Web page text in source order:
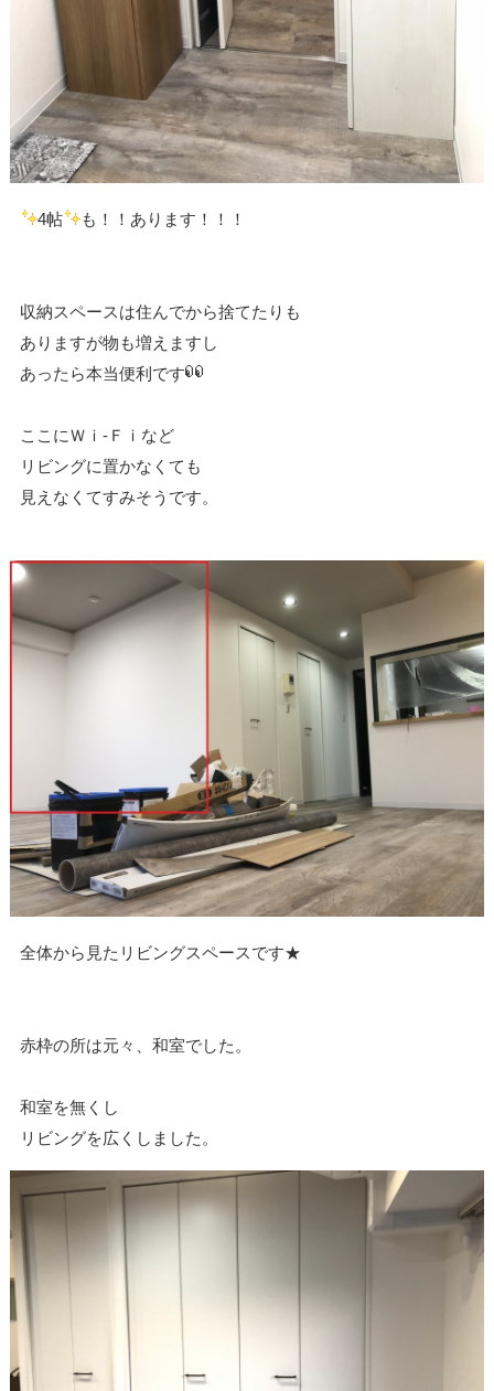
4帖 も！！あります！！！
収納スペースは住んでから捨てたりも
ありますが物も増えますし
あったら本当便利です
ここにＷｉ-Ｆｉなど
リビングに置かなくても
見えなくてすみそうです。
全体から見たリビングスペースです★
赤枠の所は元々、和室でした。
和室を無くし
リビングを広くしました。